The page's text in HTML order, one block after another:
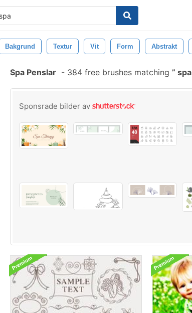
Bakgrund Textur Vit Form Abstrakt
Spa Penslar - 384 free brushes matching spa
Sponsrade bilder av